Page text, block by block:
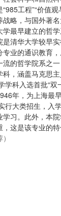
工程”“价值
略，与国外著
最早建立的哲
清华大学较早
业的通识教育
的哲学院系之
，涵盖马克思
科入选首批“双
年，为上海最
行大类招生，入
习。此外，本
这是该专业的特